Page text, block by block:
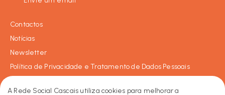
Contactos
Notícias
Newsletter
Política de Privacidade e Tratamento de Dados Pessoais
A Rede Social Cascais utiliza cookies para melhorar a